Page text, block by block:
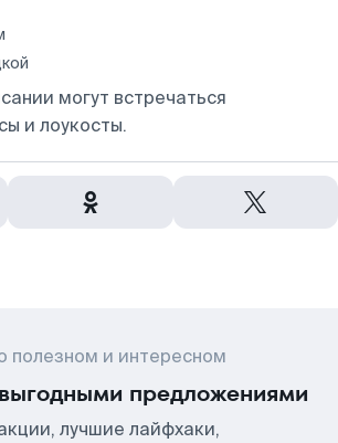
могут встречаться
и лоукосты.
полезном и интересном
предложениями
лучшие лайфхаки,